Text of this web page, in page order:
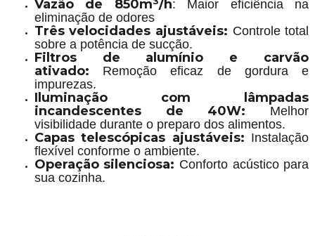
Vazão de 850m³/h: Maior eficiência na
eliminação de odores
Três velocidades ajustáveis: Controle total
sobre a potência de sucção.
Filtros de alumínio e carvão
ativado: Remoção eficaz de gordura e
impurezas.
Iluminação com lâmpadas
incandescentes de 40W: Melhor
visibilidade durante o preparo dos alimentos.
Capas telescópicas ajustáveis: Instalação
flexível conforme o ambiente.
Operação silenciosa: Conforto acústico para
sua cozinha.